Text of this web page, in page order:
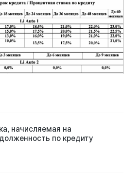
начисляемая на
по кредиту